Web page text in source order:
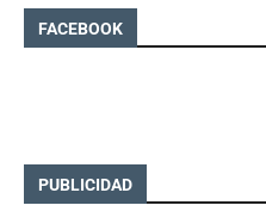
FACEBOOK
PUBLICIDAD